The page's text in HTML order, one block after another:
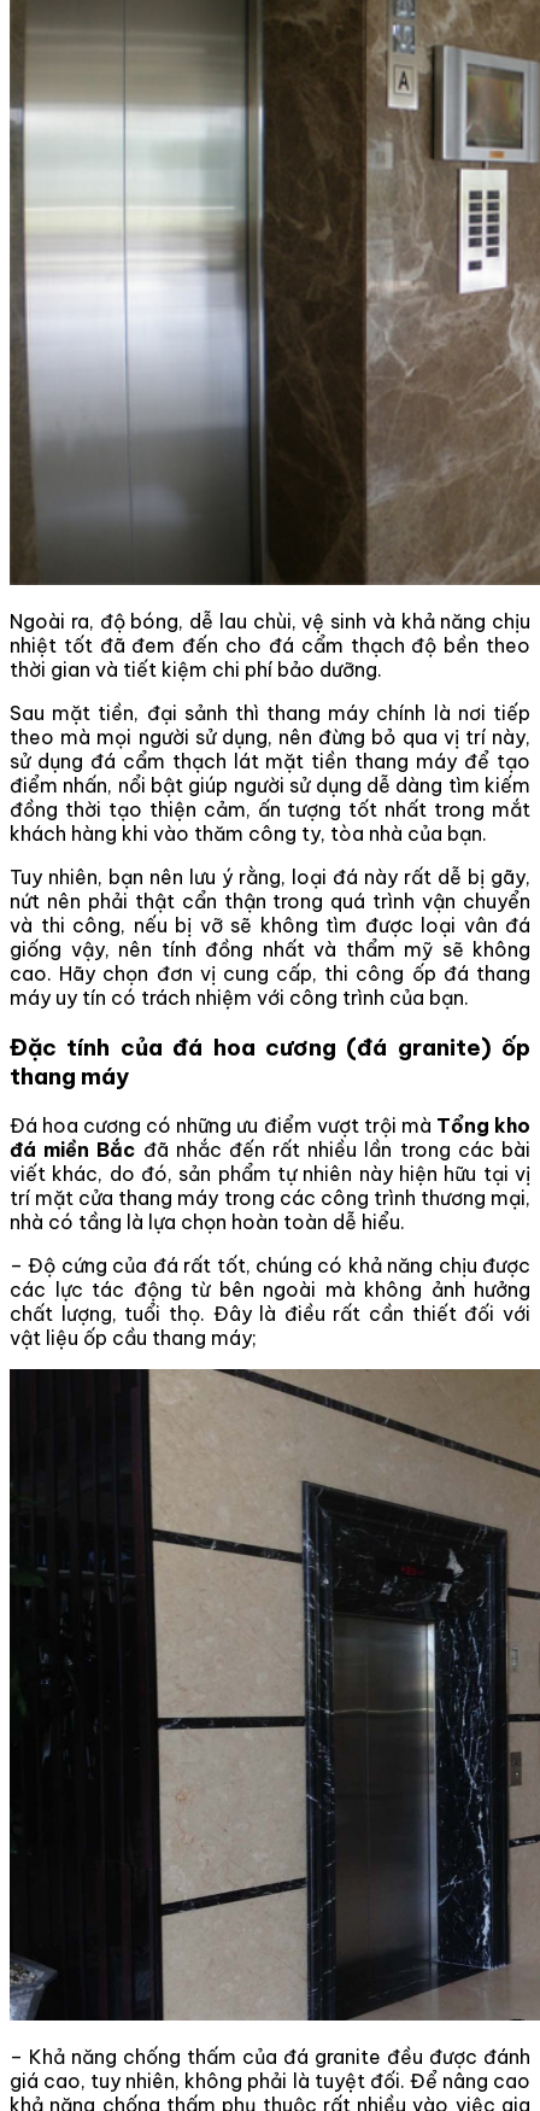
Ngoài ra, độ bóng, dễ lau chùi, vệ sinh và khả năng chịu
nhiệt tốt đã đem đến cho đá cẩm thạch độ bền theo
thời gian và tiết kiệm chi phí bảo dưỡng.
Sau mặt tiền, đại sảnh thì thang máy chính là nơi tiếp
theo mà mọi người sử dụng, nên đừng bỏ qua vị trí này,
sử dụng đá cẩm thạch lát mặt tiền thang máy để tạo
điểm nhấn, nổi bật giúp người sử dụng dễ dàng tìm kiếm
đồng thời tạo thiện cảm, ấn tượng tốt nhất trong mắt
khách hàng khi vào thăm công ty, tòa nhà của bạn.
Tuy nhiên, bạn nên lưu ý rằng, loại đá này rất dễ bị gãy,
nứt nên phải thật cẩn thận trong quá trình vận chuyển
và thi công, nếu bị vỡ sẽ không tìm được loại vân đá
giống vậy, nên tính đồng nhất và thẩm mỹ sẽ không
cao. Hãy chọn đơn vị cung cấp, thi công ốp đá thang
máy uy tín có trách nhiệm với công trình của bạn.
Đặc tính của đá hoa cương (đá granite) ốp
thang máy
Đá hoa cương có những ưu điểm vượt trội mà Tổng kho
đá miền Bắc đã nhắc đến rất nhiều lần trong các bài
viết khác, do đó, sản phẩm tự nhiên này hiện hữu tại vị
trí mặt cửa thang máy trong các công trình thương mại,
nhà có tầng là lựa chọn hoàn toàn dễ hiểu.
– Độ cứng của đá rất tốt, chúng có khả năng chịu được
các lực tác động từ bên ngoài mà không ảnh hưởng
chất lượng, tuổi thọ. Đây là điều rất cần thiết đối với
vật liệu ốp cầu thang máy;
– Khả năng chống thấm của đá granite đều được đánh
giá cao, tuy nhiên, không phải là tuyệt đối. Để nâng cao
khả năng chống thấm phụ thuộc rất nhiều vào việc gia